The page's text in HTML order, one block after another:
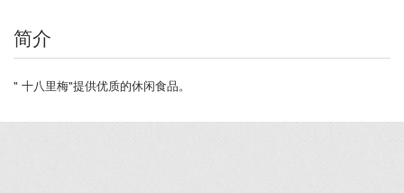
简介
" 十八里梅"提供优质的休闲食品。